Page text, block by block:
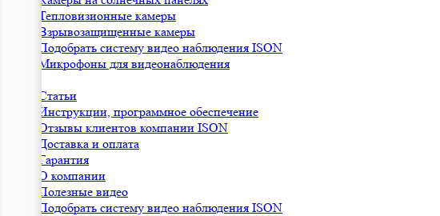
Тепловизионные камеры
Взрывозащищенные камеры
Подобрать систему видео наблюдения ISON
Микрофоны для видеонаблюдения
Статьи
Инструкции, программное обеспечение
Отзывы клиентов компании ISON
Доставка и оплата
Гарантия
О компании
Полезные видео
Подобрать систему видео наблюдения ISON